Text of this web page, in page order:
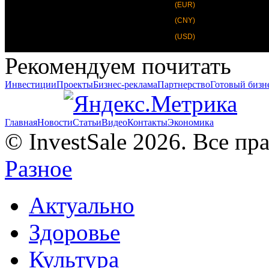
(EUR)
(CNY)
(USD)
Рекомендуем почитать
ИнвестицииПроектыБизнес-рекламаПартнерствоГотовый
ГлавнаяНовостиСтатьиВидеоКонтактыЭкономика
© InvestSale 2026. Все
Разное
Актуально
Здоровье
Культура